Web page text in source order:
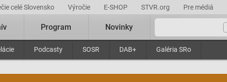
celé Slovensko Výročie E-SHOP STVR.org Pre médiá
Podcasty SOSR DAB+ Galéria SRo
Program Novinky